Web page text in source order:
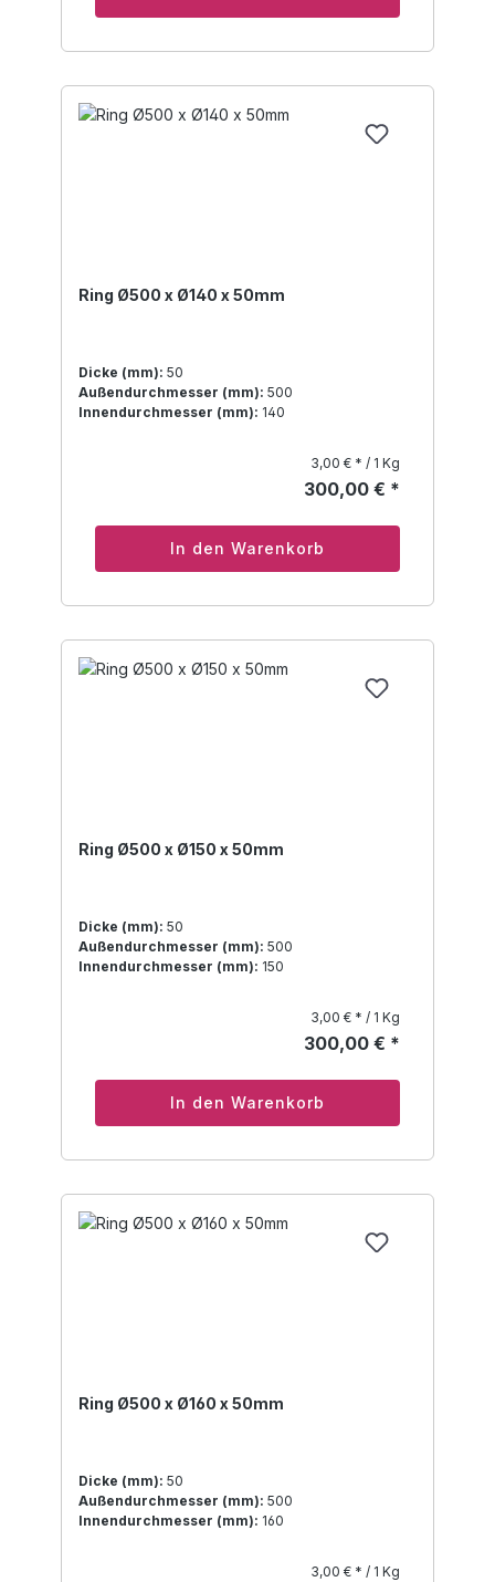
Ring Ø500 x Ø140 x 50mm
Dicke (mm): 50
Außendurchmesser (mm): 500
Innendurchmesser (mm): 140
3,00 € * / 1 Kg
300,00 € *
In den Warenkorb
Ring Ø500 x Ø150 x 50mm
Dicke (mm): 50
Außendurchmesser (mm): 500
Innendurchmesser (mm): 150
3,00 € * / 1 Kg
300,00 € *
In den Warenkorb
Ring Ø500 x Ø160 x 50mm
Dicke (mm): 50
Außendurchmesser (mm): 500
Innendurchmesser (mm): 160
3,00 € * / 1 Kg